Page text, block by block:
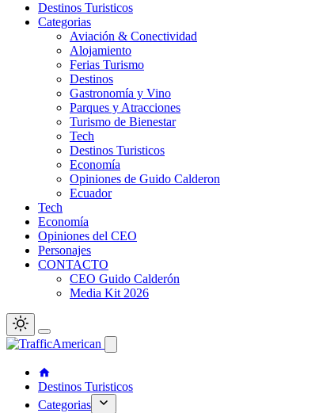
Destinos Turisticos
Categorias
Aviación & Conectividad
Alojamiento
Ferias Turismo
Destinos
Gastronomía y Vino
Parques y Atracciones
Turismo de Bienestar
Tech
Destinos Turisticos
Economía
Opiniones de Guido Calderon
Ecuador
Tech
Economía
Opiniones del CEO
Personajes
CONTACTO
CEO Guido Calderón
Media Kit 2026
Destinos Turisticos
Categorias